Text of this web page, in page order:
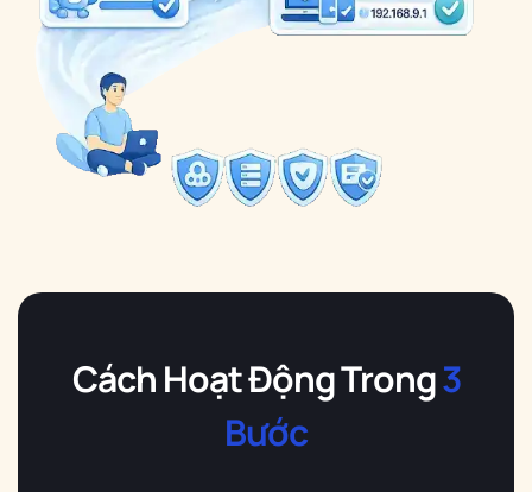
Cách Hoạt Động Trong3
Bước